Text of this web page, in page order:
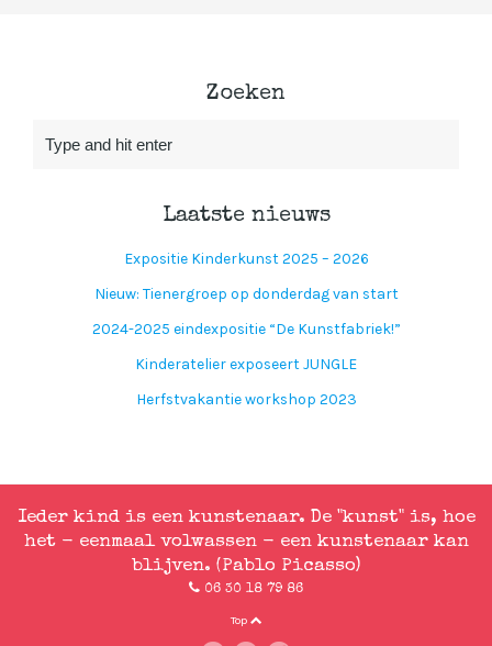
Zoeken
Laatste nieuws
Expositie Kinderkunst 2025 – 2026
Nieuw: Tienergroep op donderdag van start
2024-2025 eindexpositie “De Kunstfabriek!”
Kinderatelier exposeert JUNGLE
Herfstvakantie workshop 2023
Ieder kind is een kunstenaar. De "kunst" is, hoe
het - eenmaal volwassen - een kunstenaar kan
blijven. (Pablo Picasso)
06 30 18 79 86
Top